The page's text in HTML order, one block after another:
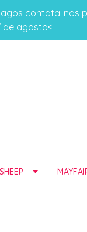
contata-
de agosto<